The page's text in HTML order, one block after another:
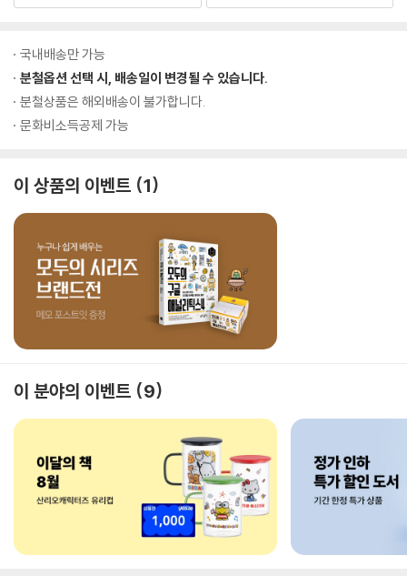
국내배송만 가능
분철옵션 선택 시, 배송일이 변경될 수 있습니다.
분철상품은 해외배송이 불가합니다.
문화비소득공제 가능
이 상품의 이벤트 1
이 분야의 이벤트 9